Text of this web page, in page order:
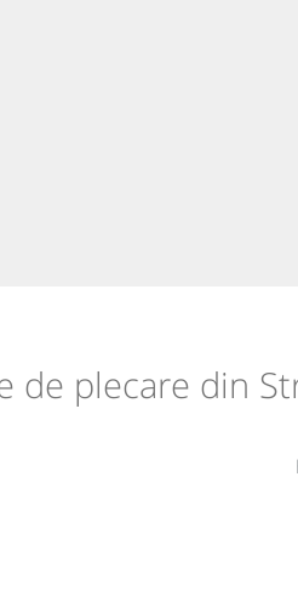
de plecare din